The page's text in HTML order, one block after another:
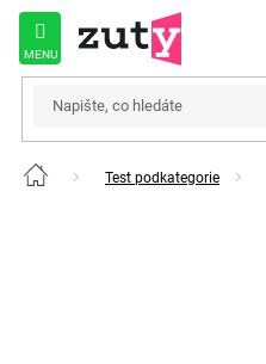
Přejít
obsah
Domů Test podkategorie